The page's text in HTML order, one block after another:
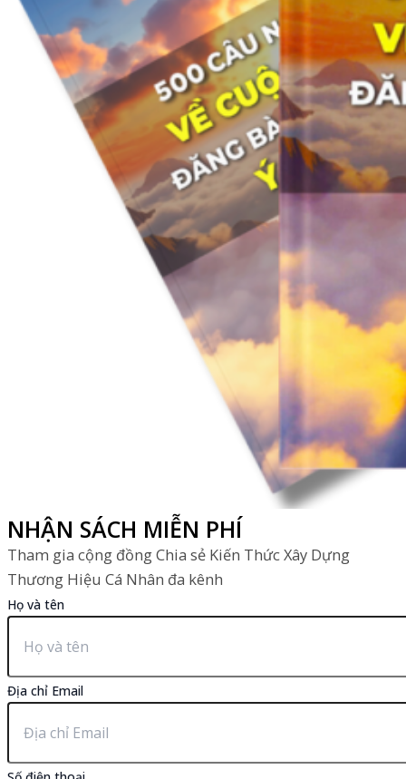
NHẬN SÁCH MIỄN PHÍ
Tham gia cộng đồng Chia sẻ Kiến Thức Xây Dựng
Thương Hiệu Cá Nhân đa kênh
Họ và tên
Địa chỉ Email